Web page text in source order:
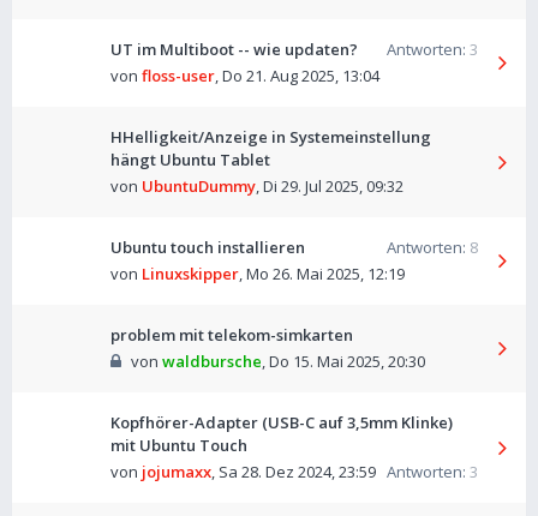
UT im Multiboot -- wie updaten? Antworten: 3
von floss-user,Do 21. Aug 2025, 13:04
HHelligkeit/Anzeige in Systemeinstellung
hängt Ubuntu Tablet
von UbuntuDummy,Di 29. Jul 2025, 09:32
Ubuntu touch installieren Antworten: 8
von Linuxskipper,Mo 26. Mai 2025, 12:19
problem mit telekom-simkarten
von waldbursche,Do 15. Mai 2025, 20:30
Kopfhörer-Adapter (USB-C auf 3,5mm Klinke)
mit Ubuntu Touch
Antworten: 3
von jojumaxx, Sa 28. Dez 2024, 23:59